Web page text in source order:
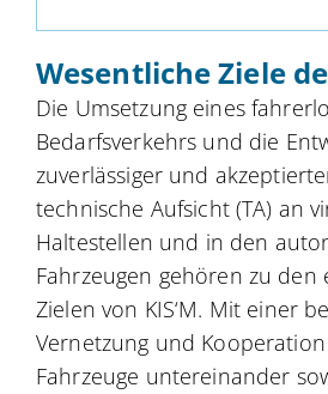
Wesentliche Ziele
Die Umsetzung eines
Bedarfsverkehrs und die
zuverlässiger und
technische Aufsicht (TA) an
Haltestellen und in den
Fahrzeugen gehören zu den
Zielen von KIS‘M. Mit einer
Vernetzung und
Fahrzeuge untereinander